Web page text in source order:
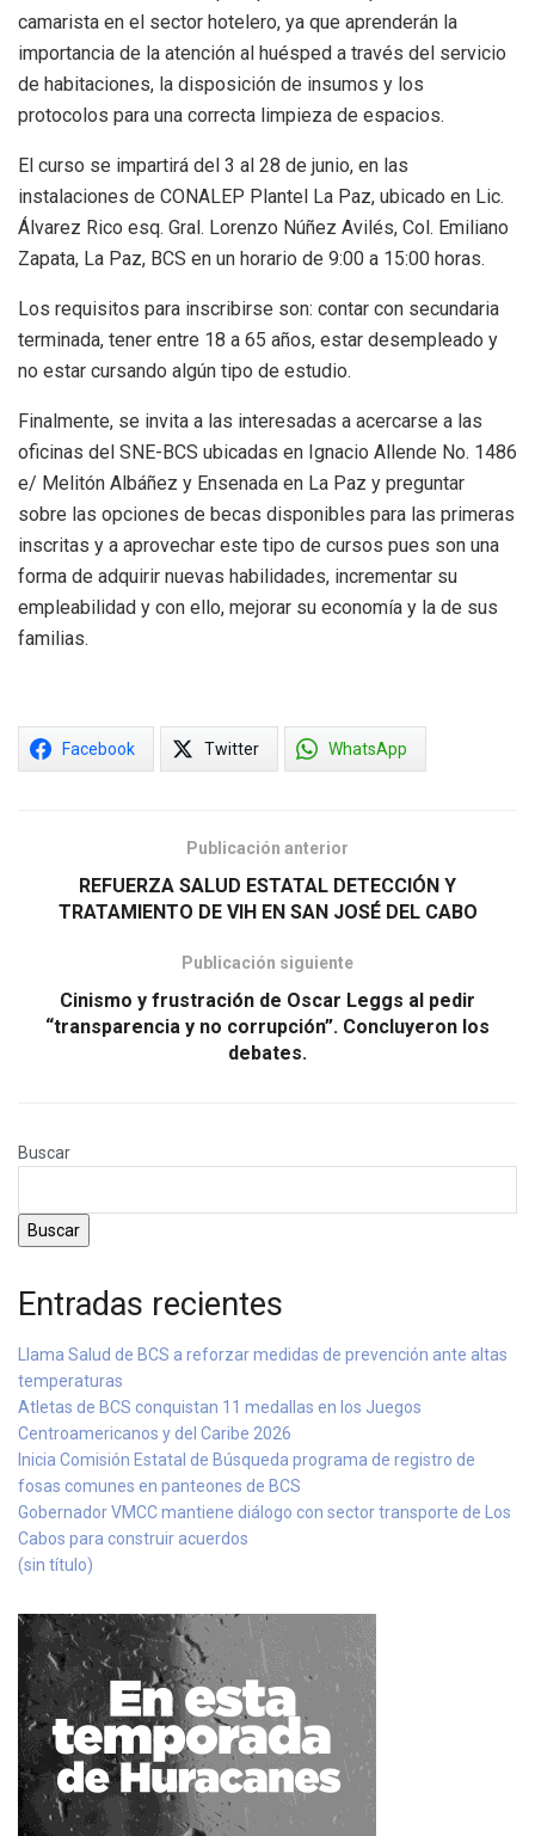
camarista en el sector hotelero, ya que aprenderán la
importancia de la atención al huésped a través del servicio
de habitaciones, la disposición de insumos y los
protocolos para una correcta limpieza de espacios.
El curso se impartirá del 3 al 28 de junio, en las
instalaciones de CONALEP Plantel La Paz, ubicado en Lic.
Álvarez Rico esq. Gral. Lorenzo Núñez Avilés, Col. Emiliano
Zapata, La Paz, BCS en un horario de 9:00 a 15:00 horas.
Los requisitos para inscribirse son: contar con secundaria
terminada, tener entre 18 a 65 años, estar desempleado y
no estar cursando algún tipo de estudio.
Finalmente, se invita a las interesadas a acercarse a las
oficinas del SNE-BCS ubicadas en Ignacio Allende No. 1486
e/ Melitón Albáñez y Ensenada en La Paz y preguntar
sobre las opciones de becas disponibles para las primeras
inscritas y a aprovechar este tipo de cursos pues son una
forma de adquirir nuevas habilidades, incrementar su
empleabilidad y con ello, mejorar su economía y la de sus
familias.
Facebook Twitter WhatsApp
Publicación anterior
REFUERZA SALUD ESTATAL DETECCIÓN Y
TRATAMIENTO DE VIH EN SAN JOSÉ DEL CABO
Publicación siguiente
Cinismo y frustración de Oscar Leggs al pedir
“transparencia y no corrupción”. Concluyeron los
debates.
Buscar
Buscar
Entradas recientes
Llama Salud de BCS a reforzar medidas de prevención ante altas
temperaturas
Atletas de BCS conquistan 11 medallas en los Juegos
Centroamericanos y del Caribe 2026
Inicia Comisión Estatal de Búsqueda programa de registro de
fosas comunes en panteones de BCS
Gobernador VMCC mantiene diálogo con sector transporte de Los
Cabos para construir acuerdos
(sin título)